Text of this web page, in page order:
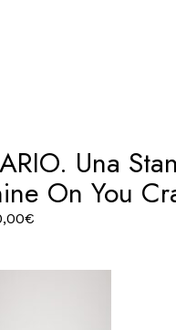
Una
On You
€